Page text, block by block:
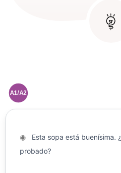
A1/A2
◉Esta sopa está buenísima. ¿
probado?